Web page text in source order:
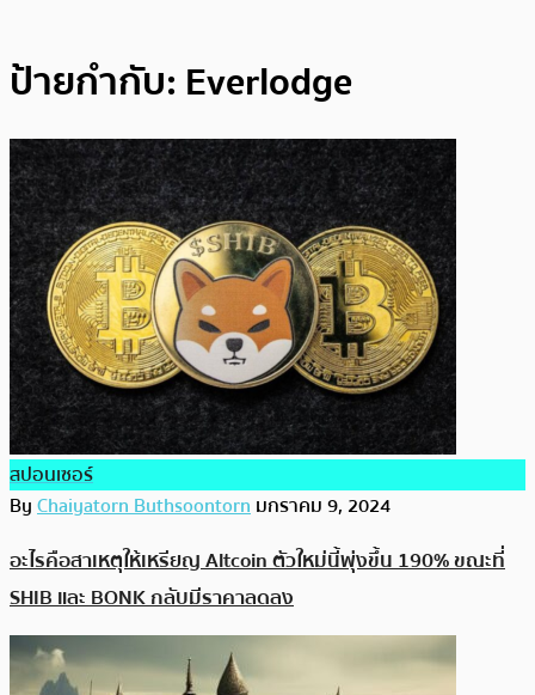
ป้ายกำกับ: Everlodge
สปอนเซอร์
ByChaiyatorn Buthsoontornมกราคม 9, 2024
อะไรคือสาเหตุให้เหรียญ Altcoin ตัวใหม่นี้พุ่งขึ้น 190% ขณะที่
SHIB และ BONK กลับมีราคาลดลง